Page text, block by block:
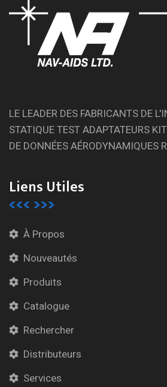
LE LEADER DES FABRICANTS DE
STATIQUE TEST ADAPTATEURS
DE DONNÉES AÉRODYNAMIQUES
Liens Utiles
À Propos
Nouveautés
Produits
Catalogue
Rechercher
Distributeurs
Services